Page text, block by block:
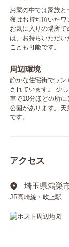
お家の中では家族と
夜はお持ち頂いたワ
お気に入りの場所
は、お持ちいただ
ことも可能です。
周辺環境
静かな住宅街でワン
されています。 少
車で10分ほどの所
公園があります。天
です。
アクセス
埼玉県鴻巣
JR高崎線・吹上駅